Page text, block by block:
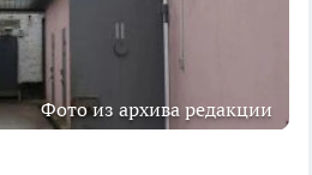
Фото из архива редакции